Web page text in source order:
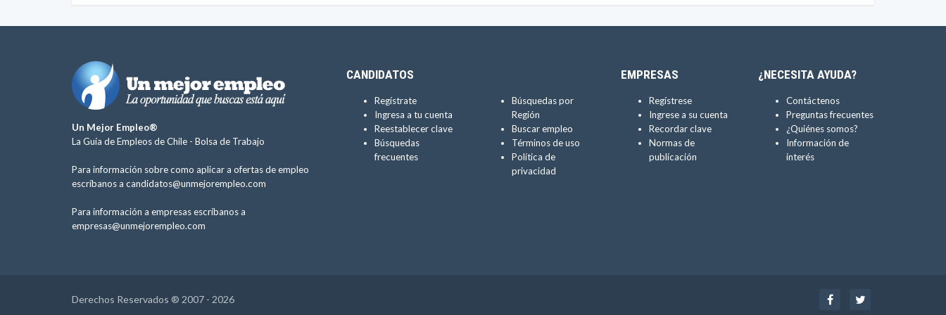
Un Mejor Empleo®
La Guía de Empleos de Chile - Bolsa de Trabajo
Para información sobre como aplicar a ofertas de empleo
escríbanos a candidatos@unmejorempleo.com
Para información a empresas escríbanos a
empresas@unmejorempleo.com
CANDIDATOS
Regístrate
Ingresa a tu cuenta
Reestablecer clave
Búsquedas
frecuentes
Búsquedas por
Región
Buscar empleo
Términos de uso
Política de
privacidad
EMPRESAS
Regístrese
Ingrese a su cuenta
Recordar clave
Normas de
publicación
¿NECESITA AYUDA?
Contáctenos
Preguntas frecuentes
¿Quiénes somos?
Información de
interés
Derechos Reservados ® 2007 - 2026 FacebookTwitter